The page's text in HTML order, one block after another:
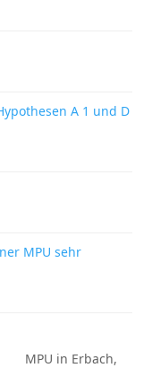
A 1 und D
MPU sehr
MPU in Erbach,